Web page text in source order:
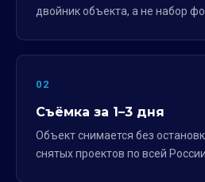
двойник объекта, а не набор
02
Съёмка за 1–3 дня
Объект снимается без
снятых проектов по всей России.